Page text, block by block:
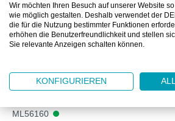
ML56160
Wir möchten Ihren Besuch auf unserer Website
wie möglich gestalten. Deshalb verwendet der
die für die Nutzung bestimmter Funktionen
erhöhen die Benutzerfreundlichkeit und stellen
Sie relevante Anzeigen schalten können.
KONFIGURIEREN